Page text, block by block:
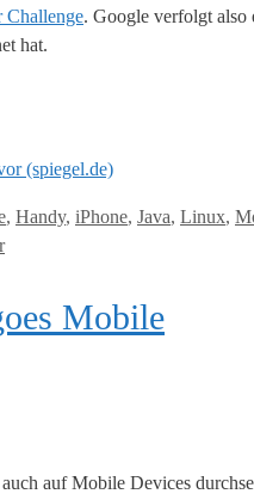
Challenge. Google verfolgt also
hat.
(spiegel.de)
, Handy, iPhone, Java, Linux,
Mobile
auf Mobile Devices